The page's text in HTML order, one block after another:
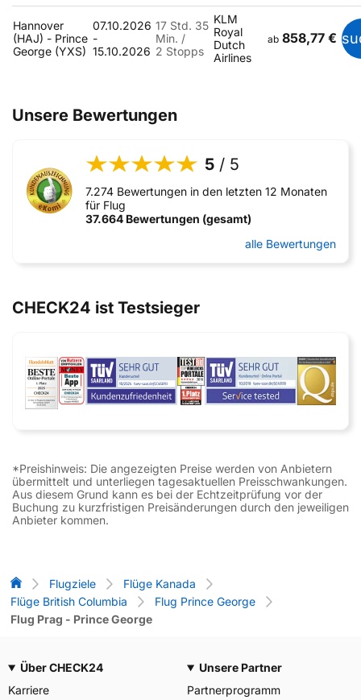
Hannover
(HAJ) - Prince
George (YXS)
07.10.2026
-
15.10.2026
17 Std. 35
Min. /
2 Stopps
KLM
Royal
Dutch
Airlines
ab 858,77 €
Unsere Bewertungen
5 / 5
7.274 Bewertungen in den letzten 12 Monaten
für Flug
37.664 Bewertungen (gesamt)
alle Bewertungen
CHECK24 ist Testsieger
*Preishinweis: Die angezeigten Preise werden von Anbietern
übermittelt und unterliegen tagesaktuellen Preisschwankungen.
Aus diesem Grund kann es bei der Echtzeitprüfung vor der
Buchung zu kurzfristigen Preisänderungen durch den jeweiligen
Anbieter kommen.
Flug-Vergleich
Flugziele
Flüge Kanada
Flüge British Columbia
Flug Prince George
Flug Prag - Prince George
Über CHECK24
Karriere
Unsere Partner
Partnerprogramm